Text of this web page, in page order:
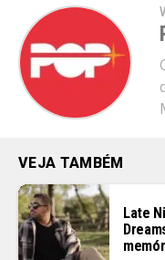
VEJA TAMBÉM
Late